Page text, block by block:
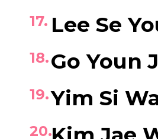
Lee Se
Go
Yim Si